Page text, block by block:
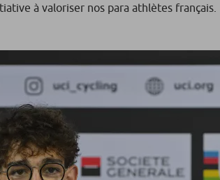
à valoriser nos para athlètes français.